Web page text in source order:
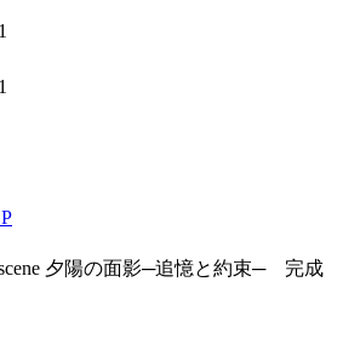
scene 夕陽の面影─追憶と約束─ 完成